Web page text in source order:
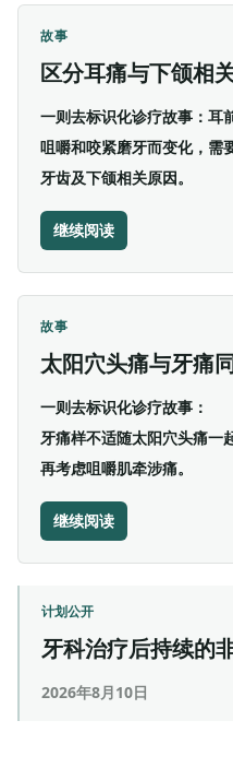
故事
区分耳痛与下颌相
一则去标识化诊疗故事：耳
咀嚼和咬紧磨牙而变化，需
牙齿及下颌相关原因。
继续阅读
故事
太阳穴头痛与牙痛
一则去标识化诊疗故事：
牙痛样不适随太阳穴头痛一
再考虑咀嚼肌牵涉痛。
继续阅读
计划公开
牙科治疗后持续的
2026年8月10日